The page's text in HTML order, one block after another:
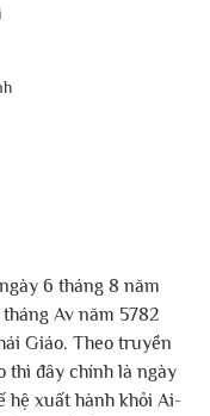
6 tháng 8 năm
Av năm 5782
Giáo. Theo truyền
thì đây chính là ngày
hệ xuất hành khỏi Ai-